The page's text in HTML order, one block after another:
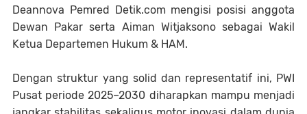
Deannova Pemred Detik.com mengisi posisi anggota
Dewan Pakar serta Aiman Witjaksono sebagai Wakil
Ketua Departemen Hukum & HAM.
Dengan struktur yang solid dan representatif ini, PWI
Pusat periode 2025–2030 diharapkan mampu menjadi